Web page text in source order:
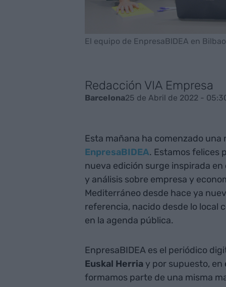
El equipo de EnpresaBIDEA en
Redacción VIA Empresa
Barcelona25 de Abril de 2022 -
Esta mañana ha comenzado
EnpresaBIDEA. Estamos felices
nueva edición surge inspirada
y análisis sobre empresa y
Mediterráneo desde hace ya
referencia, nacido desde lo local
en la agenda pública.
EnpresaBIDEA es el periódico
Euskal Herriay por supuesto, en
formamos parte de una misma